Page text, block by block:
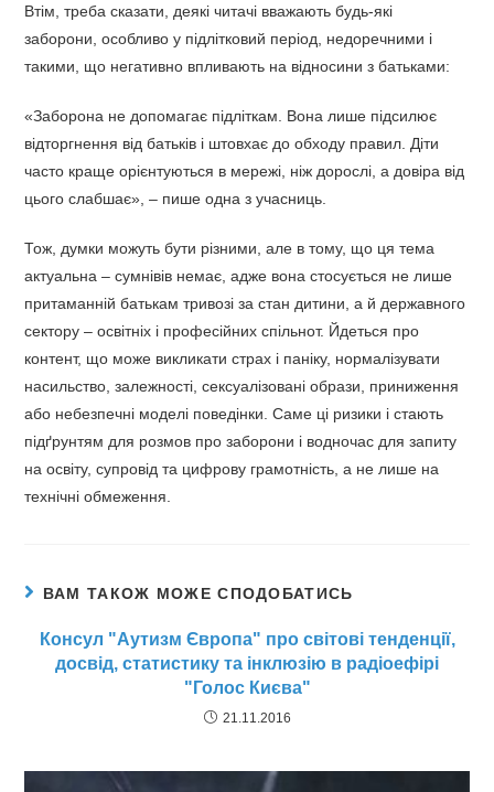
Втім, треба сказати, деякі читачі вважають будь-які
заборони, особливо у підлітковий період, недоречними і
такими, що негативно впливають на відносини з батьками:
«Заборона не допомагає підліткам. Вона лише підсилює
відторгнення від батьків і штовхає до обходу правил. Діти
часто краще орієнтуються в мережі, ніж дорослі, а довіра від
цього слабшає», – пише одна з учасниць.
Тож, думки можуть бути різними, але в тому, що ця тема
актуальна – сумнівів немає, адже вона стосується не лише
притаманній батькам тривозі за стан дитини, а й державного
сектору – освітніх і професійних спільнот. Йдеться про
контент, що може викликати страх і паніку, нормалізувати
насильство, залежності, сексуалізовані образи, приниження
або небезпечні моделі поведінки. Саме ці ризики і стають
підґрунтям для розмов про заборони і водночас для запиту
на освіту, супровід та цифрову грамотність, а не лише на
технічні обмеження.
ВАМ ТАКОЖ МОЖЕ СПОДОБАТИСЬ
Консул "Аутизм Європа" про світові тенденції,
досвід, статистику та інклюзію в радіоефірі
"Голос Києва"
21.11.2016